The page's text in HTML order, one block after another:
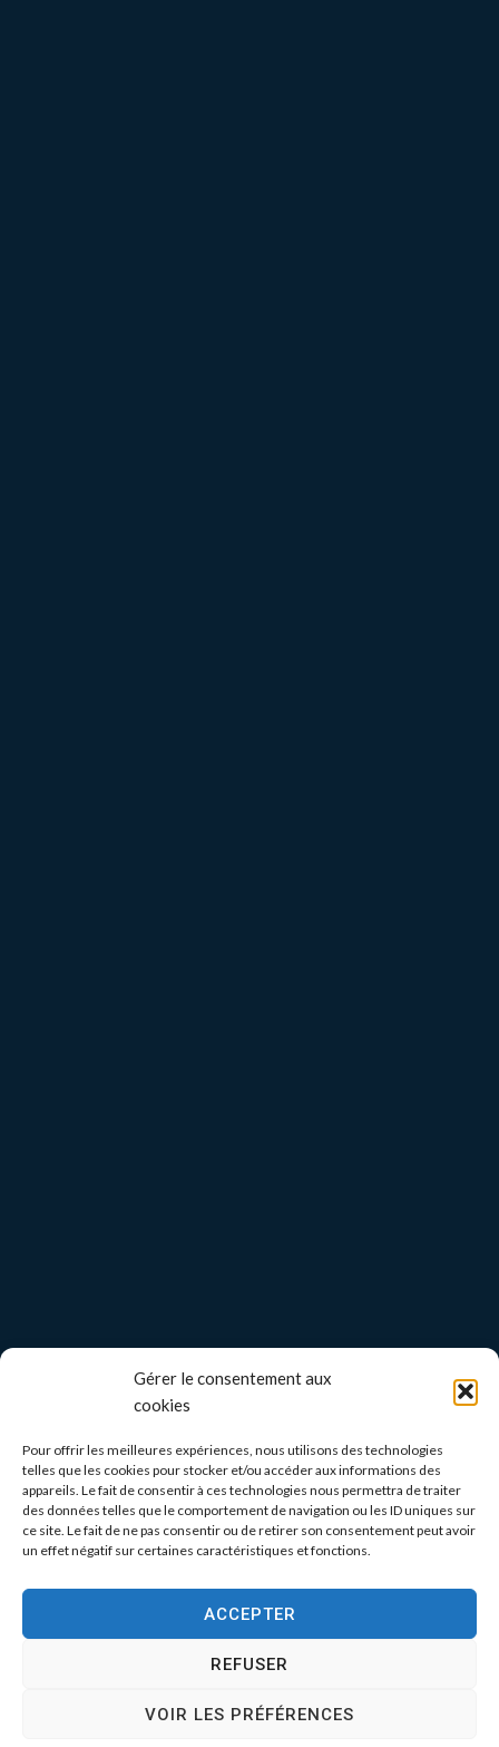
Gérer le consentement aux
cookies
Pour offrir les meilleures expériences, nous utilisons des technologies
telles que les cookies pour stocker et/ou accéder aux informations des
appareils. Le fait de consentir à ces technologies nous permettra de traiter
des données telles que le comportement de navigation ou les ID uniques sur
ce site. Le fait de ne pas consentir ou de retirer son consentement peut avoir
un effet négatif sur certaines caractéristiques et fonctions.
ACCEPTER
REFUSER
VOIR LES PRÉFÉRENCES